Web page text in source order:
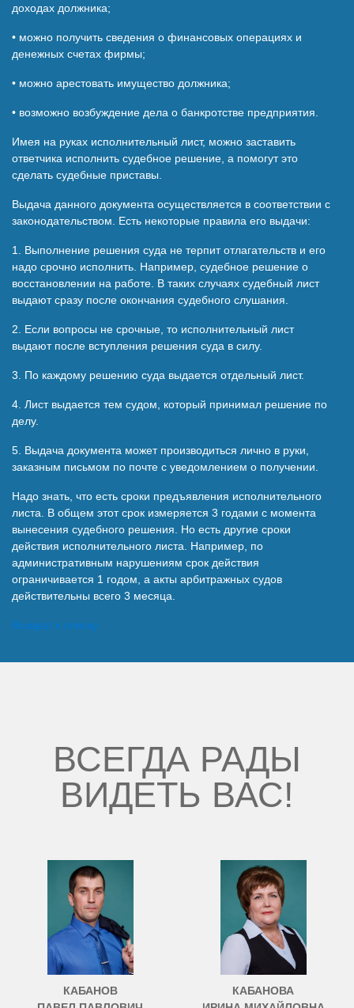
доходах должника;
• можно получить сведения о финансовых операциях и
денежных счетах фирмы;
• можно арестовать имущество должника;
• возможно возбуждение дела о банкротстве предприятия.
Имея на руках исполнительный лист, можно заставить
ответчика исполнить судебное решение, а помогут это
сделать судебные приставы.
Выдача данного документа осуществляется в соответствии с
законодательством. Есть некоторые правила его выдачи:
1. Выполнение решения суда не терпит отлагательств и его
надо срочно исполнить. Например, судебное решение о
восстановлении на работе. В таких случаях судебный лист
выдают сразу после окончания судебного слушания.
2. Если вопросы не срочные, то исполнительный лист
выдают после вступления решения суда в силу.
3. По каждому решению суда выдается отдельный лист.
4. Лист выдается тем судом, который принимал решение по
делу.
5. Выдача документа может производиться лично в руки,
заказным письмом по почте с уведомлением о получении.
Надо знать, что есть сроки предъявления исполнительного
листа. В общем этот срок измеряется 3 годами с момента
вынесения судебного решения. Но есть другие сроки
действия исполнительного листа. Например, по
административным нарушениям срок действия
ограничивается 1 годом, а акты арбитражных судов
действительны всего 3 месяца.
Возврат к списку
ВСЕГДА РАДЫ
ВИДЕТЬ ВАС!
КАБАНОВ
КАБАНОВА